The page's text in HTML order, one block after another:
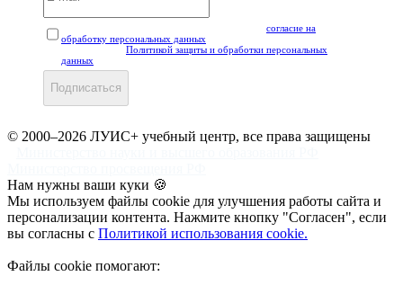
согласие на
обработку персональных данных
Политикой защиты и обработки персональных
данных
Подписаться
© 2000–2026 ЛУИС+ учебный центр, все права защищены
Нам нужны ваши куки 🍪
Мы используем файлы cookie для улучшения работы сайта и
персонализации контента. Нажмите кнопку "Согласен", если
вы согласны с Политикой использования cookie.
Файлы cookie помогают: